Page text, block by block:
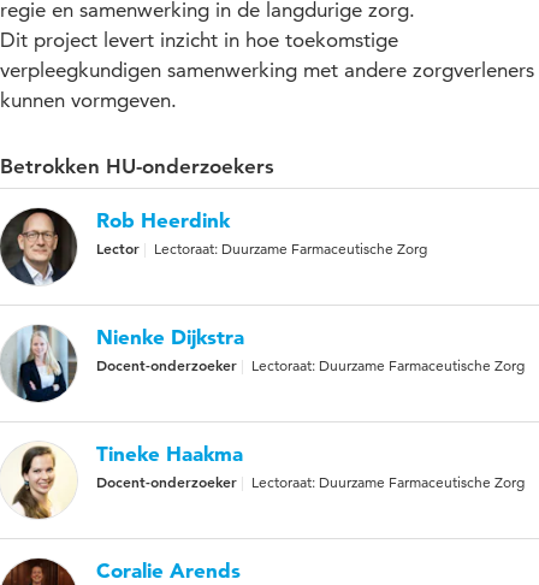
regie en samenwerking in de langdurige zorg.
Dit project levert inzicht in hoe toekomstige
verpleegkundigen samenwerking met andere zorgverleners
kunnen vormgeven.
Betrokken HU-onderzoekers
Rob Heerdink
Lector Lectoraat: Duurzame Farmaceutische Zorg
Nienke Dijkstra
Docent-onderzoeker Lectoraat: Duurzame Farmaceutische Zorg
Tineke Haakma
Docent-onderzoeker Lectoraat: Duurzame Farmaceutische Zorg
Coralie Arends